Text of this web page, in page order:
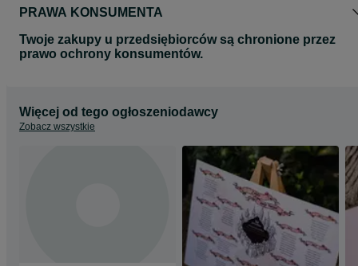
PRAWA KONSUMENTA
Twoje zakupy u przedsiębiorców są chronione przez
prawo ochrony konsumentów.
Więcej od tego ogłoszeniodawcy
Zobacz wszystkie